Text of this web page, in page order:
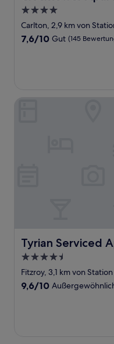
4.0-
Sterne-
Unterkunft
Carlton, 2,9 km von
7.6
7,6/10 Gut (145
Tyrian Serviced
Tyrian Serviced
4.5-
Sterne-
Unterkunft
Fitzroy, 3,1 km von
9.6
9,6/10